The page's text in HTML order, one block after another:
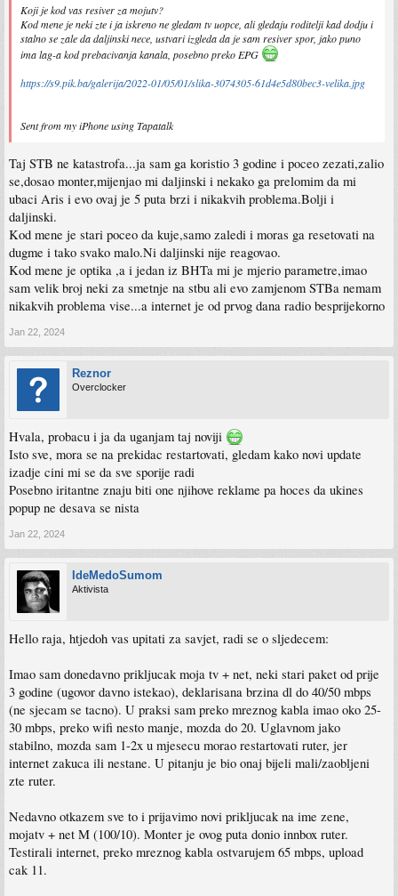
Koji je kod vas resiver za mojutv?
Kod mene je neki zte i ja iskreno ne gledam tv uopce, ali gledaju roditelji kad dodju i
stalno se zale da daljinski nece, ustvari izgleda da je sam resiver spor, jako puno
ima lag-a kod prebacivanja kanala, posebno preko EPG
https://s9.pik.ba/galerija/2022-01/05/01/slika-3074305-61d4e5d80bec3-velika.jpg
Sent from my iPhone using Tapatalk
Taj STB ne katastrofa...ja sam ga koristio 3 godine i poceo zezati,zalio
se,dosao monter,mijenjao mi daljinski i nekako ga prelomim da mi
ubaci Aris i evo ovaj je 5 puta brzi i nikakvih problema.Bolji i
daljinski.
Kod mene je stari poceo da kuje,samo zaledi i moras ga resetovati na
dugme i tako svako malo.Ni daljinski nije reagovao.
Kod mene je optika ,a i jedan iz BHTa mi je mjerio parametre,imao
sam velik broj neki za smetnje na stbu ali evo zamjenom STBa nemam
nikakvih problema vise...a internet je od prvog dana radio besprijekorno
Jan 22, 2024
Reznor
Overclocker
Hvala, probacu i ja da uganjam taj noviji
Isto sve, mora se na prekidac restartovati, gledam kako novi update
izadje cini mi se da sve sporije radi
Posebno iritantne znaju biti one njihove reklame pa hoces da ukines
popup ne desava se nista
Jan 22, 2024
IdeMedoSumom
Aktivista
Hello raja, htjedoh vas upitati za savjet, radi se o sljedecem:
Imao sam donedavno prikljucak moja tv + net, neki stari paket od prije
3 godine (ugovor davno istekao), deklarisana brzina dl do 40/50 mbps
(ne sjecam se tacno). U praksi sam preko mreznog kabla imao oko 25-
30 mbps, preko wifi nesto manje, mozda do 20. Uglavnom jako
stabilno, mozda sam 1-2x u mjesecu morao restartovati ruter, jer
internet zakuca ili nestane. U pitanju je bio onaj bijeli mali/zaobljeni
zte ruter.
Nedavno otkazem sve to i prijavimo novi prikljucak na ime zene,
mojatv + net M (100/10). Monter je ovog puta donio innbox ruter.
Testirali internet, preko mreznog kabla ostvarujem 65 mbps, upload
cak 11.